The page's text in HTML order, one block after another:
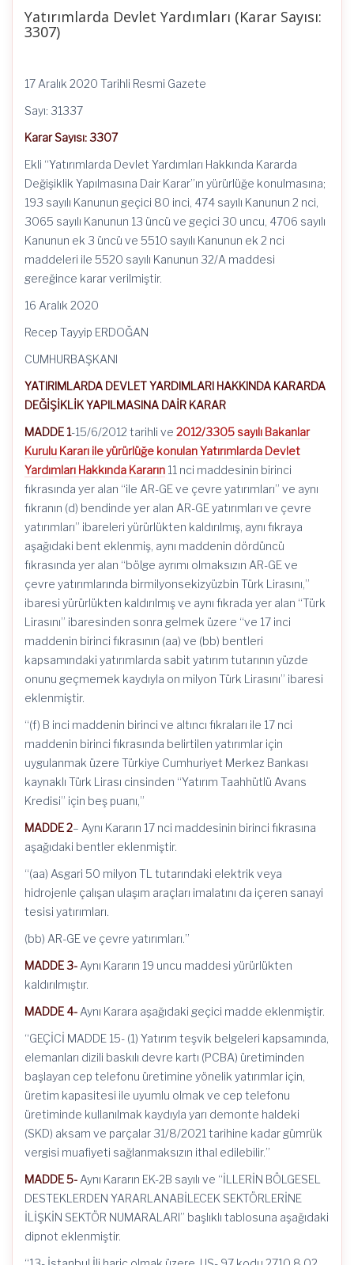
Yatırımlarda Devlet Yardımları (Karar Sayısı:
3307)
17 Aralık 2020 Tarihli Resmi Gazete
Sayı: 31337
Karar Sayısı: 3307
Ekli “Yatırımlarda Devlet Yardımları Hakkında Kararda
Değişiklik Yapılmasına Dair Karar”ın yürürlüğe konulmasına;
193 sayılı Kanunun geçici 80 inci, 474 sayılı Kanunun 2 nci,
3065 sayılı Kanunun 13 üncü ve geçici 30 uncu, 4706 sayılı
Kanunun ek 3 üncü ve 5510 sayılı Kanunun ek 2 nci
maddeleri ile 5520 sayılı Kanunun 32/A maddesi
gereğince karar verilmiştir.
16 Aralık 2020
Recep Tayyip ERDOĞAN
CUMHURBAŞKANI
YATIRIMLARDA DEVLET YARDIMLARI HAKKINDA KARARDA
DEĞİŞİKLİK YAPILMASINA DAİR KARAR
MADDE 1-15/6/2012 tarihli ve 2012/3305 sayılı Bakanlar
Kurulu Kararı ile yürürlüğe konulan Yatırımlarda Devlet
Yardımları Hakkında Kararın 11 nci maddesinin birinci
fıkrasında yer alan “ile AR-GE ve çevre yatırımları” ve aynı
fıkranın (d) bendinde yer alan AR-GE yatırımları ve çevre
yatırımları” ibareleri yürürlükten kaldırılmış, aynı fıkraya
aşağıdaki bent eklenmiş, aynı maddenin dördüncü
fıkrasında yer alan “bölge ayrımı olmaksızın AR-GE ve
çevre yatırımlarında birmilyonsekizyüzbin Türk Lirasını,”
ibaresi yürürlükten kaldırılmış ve aynı fıkrada yer alan “Türk
Lirasını” ibaresinden sonra gelmek üzere “ve 17 inci
maddenin birinci fıkrasının (aa) ve (bb) bentleri
kapsamındaki yatırımlarda sabit yatırım tutarının yüzde
onunu geçmemek kaydıyla on milyon Türk Lirasını” ibaresi
eklenmiştir.
“(f) B inci maddenin birinci ve altıncı fıkraları ile 17 nci
maddenin birinci fıkrasında belirtilen yatırımlar için
uygulanmak üzere Türkiye Cumhuriyet Merkez Bankası
kaynaklı Türk Lirası cinsinden “Yatırım Taahhütlü Avans
Kredisi” için beş puanı,”
MADDE 2– Aynı Kararın 17 nci maddesinin birinci fıkrasına
aşağıdaki bentler eklenmiştir.
“(aa) Asgari 50 milyon TL tutarındaki elektrik veya
hidrojenle çalışan ulaşım araçları imalatını da içeren sanayi
tesisi yatırımları.
(bb) AR-GE ve çevre yatırımları.”
MADDE 3- Aynı Kararın 19 uncu maddesi yürürlükten
kaldırılmıştır.
MADDE 4- Aynı Karara aşağıdaki geçici madde eklenmiştir.
“GEÇİCİ MADDE 15- (1) Yatırım teşvik belgeleri kapsamında,
elemanları dizili baskılı devre kartı (PCBA) üretiminden
başlayan cep telefonu üretimine yönelik yatırımlar için,
üretim kapasitesi ile uyumlu olmak ve cep telefonu
üretiminde kullanılmak kaydıyla yarı demonte haldeki
(SKD) aksam ve parçalar 31/8/2021 tarihine kadar gümrük
vergisi muafiyeti sağlanmaksızın ithal edilebilir.”
MADDE 5- Aynı Kararın EK-2B sayılı ve “İLLERİN BÖLGESEL
DESTEKLERDEN YARARLANABİLECEK SEKTÖRLERİNE
İLİŞKİN SEKTÖR NUMARALARI” başlıklı tablosuna aşağıdaki
dipnot eklenmiştir.